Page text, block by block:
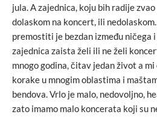
jula. A zajednica, koju bih radije
dolaskom na koncert, ili
premostiti je bezdan između ničega
zajednica zaista želi ili ne želi
mnogo godina, čitav jedan život a
korake u mnogim oblastima i
bendova. Vrlo je malo, nedovoljno,
zato imamo malo koncerata koji su